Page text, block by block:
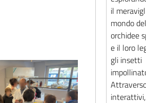
il
mondo
orchidee
e il loro
gli insetti